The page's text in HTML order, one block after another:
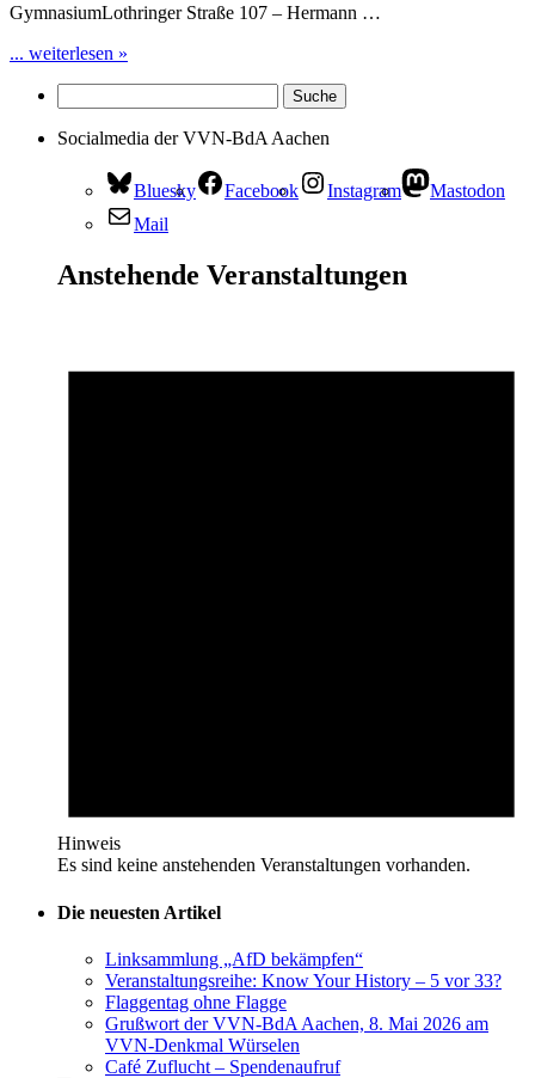
GymnasiumLothringer Straße 107 – Hermann …
... weiterlesen »
Socialmedia der VVN-BdA Aachen
Bluesky Facebook Instagram
Mastodon
Mail
Anstehende Veranstaltungen
Hinweis
Es sind keine anstehenden Veranstaltungen vorhanden.
Die neuesten Artikel
Linksammlung „AfD bekämpfen“
Veranstaltungsreihe: Know Your History – 5 vor 33?
Flaggentag ohne Flagge
Grußwort der VVN-BdA Aachen, 8. Mai 2026 am
VVN-Denkmal Würselen
Café Zuflucht – Spendenaufruf